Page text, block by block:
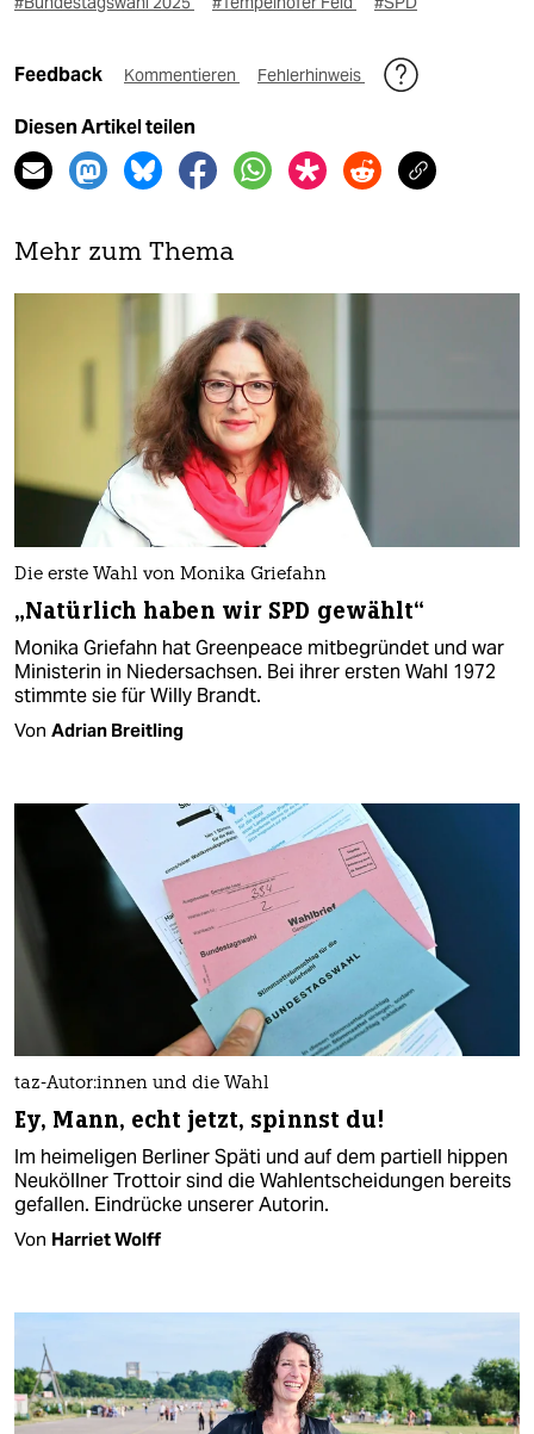
Feedback Kommentieren Fehlerhinweis
Diesen Artikel teilen
Mehr zum Thema
Die erste Wahl von Monika Griefahn
„Natürlich haben wir SPD gewählt“
Monika Griefahn hat Greenpeace mitbegründet und war
Ministerin in Niedersachsen. Bei ihrer ersten Wahl 1972
stimmte sie für Willy Brandt.
Von Adrian Breitling
taz-Autor:innen und die Wahl
Ey, Mann, echt jetzt, spinnst du!
Im heimeligen Berliner Späti und auf dem partiell hippen
Neuköllner Trottoir sind die Wahlentscheidungen bereits
gefallen. Eindrücke unserer Autorin.
Von Harriet Wolff